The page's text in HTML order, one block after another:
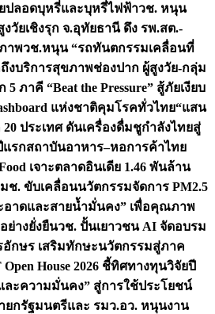
ปลอดบุหรี่และบุหรี่ไฟฟ้าวช. หนุน
วัยเชิงรุก จ.อุทัยธานี ดึง รพ.สต.-
าพวช.หนุน “รถทันตกรรมเคลื่อนที่
งบริการสุขภาพช่องปาก ผู้สูงวัย-กลุ่ม
5 ภาคี “Beat the Pressure” สู้ภัยเงียบ
แห่งชาติคุมโรคทั่วไทย“แสน
ประเทศ ดันเครื่องดื่มชูกำลังไทยสู่
แรกสถาบันอาหาร–หอการค้าไทย
เจาะตลาดอินเดีย 1.46 พันล้าน
ช. ขับเคลื่อนนวัตกรรมจัดการ PM2.5
อาดและสายน้ำมั่นคง” เพื่อคุณภาพ
ย่างยั่งยืนวช. ปั้นเยาวชน AI จัดอบรม
กษร เสริมทักษะนวัตกรรมสู่ภาค
Open House 2026 ชี้ทิศทางทุนวิจัยปี
ละความมั่นคง” สู่การใช้ประโยชน์
ยกรัฐมนตรีและ รมว.อว. หนุนงาน